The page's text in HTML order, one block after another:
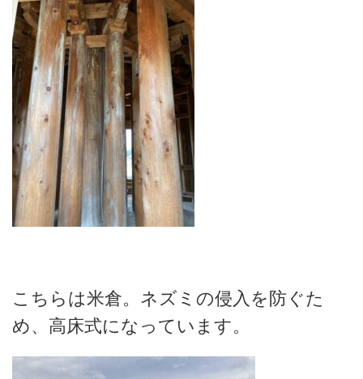
こちらは米倉。ネズミの侵入を防ぐた
め、高床式になっています。